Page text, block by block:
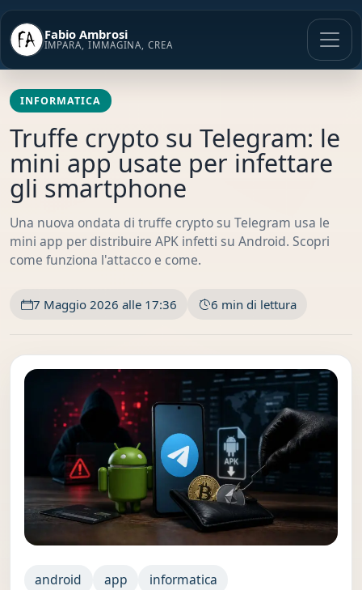
Vai
contenuto
Fabio Ambrosi
IMPARA, IMMAGINA, CREA
INFORMATICA
Truffe crypto su Telegram: le
mini app usate per infettare
gli smartphone
Una nuova ondata di truffe crypto su Telegram usa le
mini app per distribuire APK infetti su Android. Scopri
come funziona l'attacco e come.
7 Maggio 2026 alle 17:36 6 min di lettura
android app
informatica